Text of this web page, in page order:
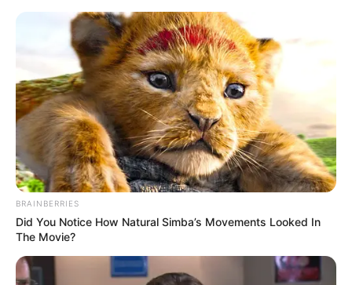
BRAINBERRIES
Did You Notice How Natural Simba’s Movements Looked In
The Movie?